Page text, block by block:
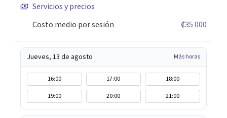
Servicios y precios
Costo medio por sesión
₡35 000
Jueves, 13 de agosto Más horas
16:00 17:00
18:00
19:00
20:00 21:00